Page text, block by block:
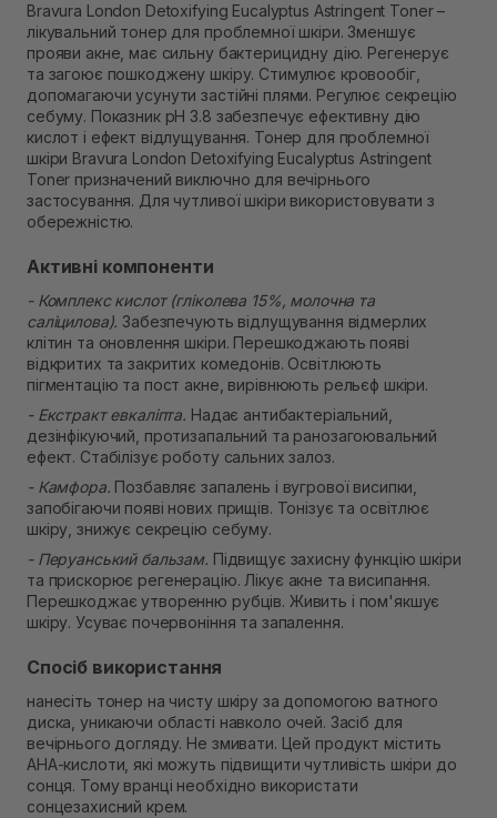
В наявності
Самовивіз м. Рівне, вул. Кулика і Гудачека 23 (ТЦ
Екватор)
В наявності
Bravura London Detoxifying Eucalyptus Astringent Toner –
лікувальний тонер для проблемної шкіри. Зменшує
прояви акне, має сильну бактерицидну дію. Регенерує
та загоює пошкоджену шкіру. Стимулює кровообіг,
допомагаючи усунути застійні плями. Регулює секрецію
себуму. Показник рН 3.8 забезпечує ефективну дію
кислот і ефект відлущування. Тонер для проблемної
шкіри Bravura London Detoxifying Eucalyptus Astringent
Toner призначений виключно для вечірнього
застосування. Для чутливої ​​шкіри використовувати з
обережністю.
Активні компоненти
- Комплекс кислот (гліколева 15%, молочна та
саліцилова). Забезпечують відлущування відмерлих
клітин та оновлення шкіри. Перешкоджають появі
відкритих та закритих комедонів. Освітлюють
пігментацію та пост акне, вирівнюють рельєф шкіри.
- Екстракт евкаліпта. Надає антибактеріальний,
дезінфікуючий, протизапальний та ранозагоювальний
ефект. Стабілізує роботу сальних залоз.
- Камфора. Позбавляє запалень і вугрової висипки,
запобігаючи появі нових прищів. Тонізує та освітлює
шкіру, знижує секрецію себуму.
- Перуанський бальзам. Підвищує захисну функцію шкіри
та прискорює регенерацію. Лікує акне та висипання.
Перешкоджає утворенню рубців. Живить і пом'якшує
шкіру. Усуває почервоніння та запалення.
Спосіб використання
нанесіть тонер на чисту шкіру за допомогою ватного
диска, уникаючи області навколо очей. Засіб для
вечірнього догляду. Не змивати. Цей продукт містить
AHA-кислоти, які можуть підвищити чутливість шкіри до
сонця. Тому вранці необхідно використати
сонцезахисний крем.